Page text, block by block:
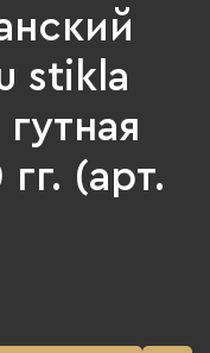
stikla
(арт.